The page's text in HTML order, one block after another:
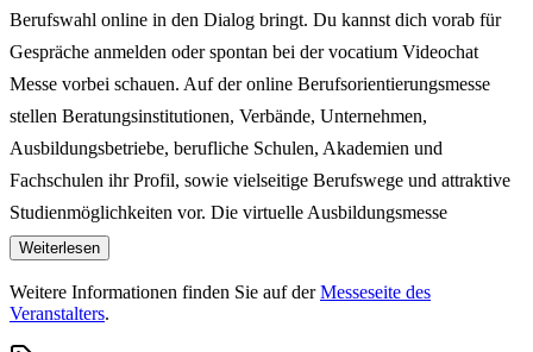
Berufswahl online in den Dialog bringt. Du kannst dich vorab für
Gespräche anmelden oder spontan bei der vocatium Videochat
Messe vorbei schauen. Auf der online Berufsorientierungsmesse
stellen Beratungsinstitutionen, Verbände, Unternehmen,
Ausbildungsbetriebe, berufliche Schulen, Akademien und
Fachschulen ihr Profil, sowie vielseitige Berufswege und attraktive
Studienmöglichkeiten vor. Die virtuelle Ausbildungsmesse
informiert euch aus erster Hand, wie es in den Betrieben oder auf
oder Berufs- und Studienberatern direkt über eure beruflichen
Vorstellungen zu sprechen. Auf der Studienmesse vocatium
Weiterlesen
Weitere Informationen finden Sie auf derMesseseite des
Veranstalters.